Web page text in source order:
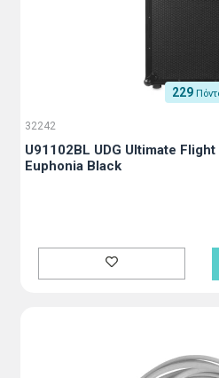
229
32242
U91102BL UDG Ultimate
Euphonia Black